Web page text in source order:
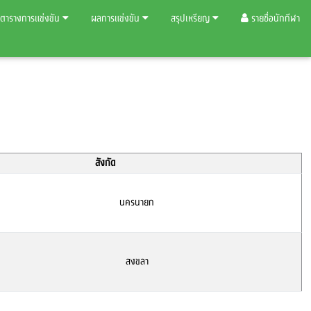
ตารางการแข่งขัน ผลการแข่งขัน สรุปเหรียญ รายชื่อนักกีฬา
สังกัด
นครนายก
สงขลา